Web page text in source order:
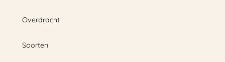
Overdracht
Soorten